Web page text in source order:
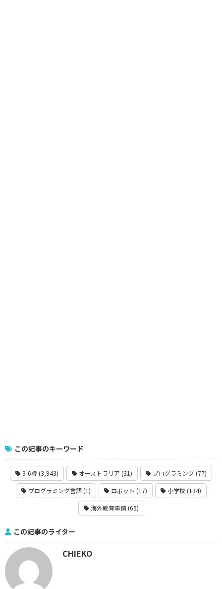
この記事のキーワード
3-6歳 (3,943) オーストラリア (31) プログラミング (77)
プログラミング言語 (1) ロボット (17) 小学校 (134)
海外教育事情 (65)
この記事のライター
CHIEKO